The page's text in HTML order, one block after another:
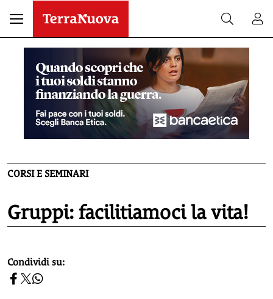
CORSI E SEMINARI
Gruppi: facilitiamoci la vita!
homepage h2
Condividi su: